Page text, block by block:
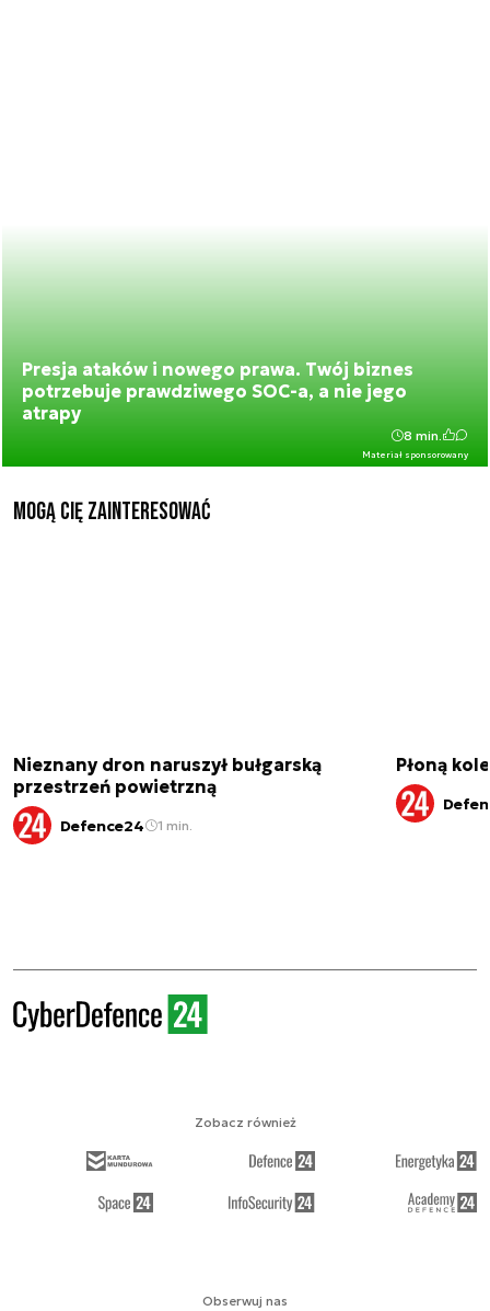
Presja ataków i nowego prawa. Twój biznes
potrzebuje prawdziwego SOC-a, a nie jego
atrapy
Materiał sponsorowany
8 min.
Mogą Cię zainteresować
Nieznany dron naruszył bułgarską
przestrzeń powietrzną
Defence24 1 min.
Płoną
Obserwuj nas
Zobacz również